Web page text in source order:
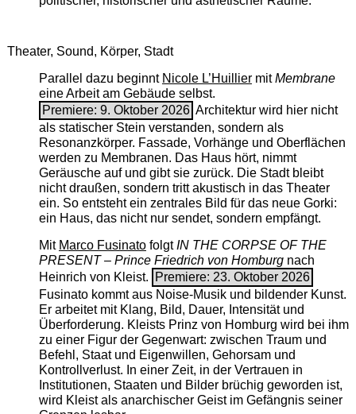
Theater, Sound, Körper, Stadt
Parallel dazu beginnt Nicole L’Huilliermit ­Membrane
eine Arbeit am Gebäude selbst.
Premiere: 9. Oktober 2026 Architektur wird hier nicht
als statischer Stein verstanden, sondern als
Resonanzkörper. Fassade, Vorhänge und Oberflächen
werden zu Membranen. Das Haus hört, nimmt
Geräusche auf und gibt sie zurück. Die Stadt bleibt
nicht draußen, sondern tritt akustisch in das Theater
ein. So entsteht ein zentrales Bild für das neue Gorki:
ein Haus, das nicht nur sendet, sondern empfängt.
Mit Marco FusinatofolgtIN THE CORPSE OF THE
PRESENT – Prince Friedrich von Homburgnach
Heinrich von Kleist.
Premiere: 23. Oktober 2026
Fusinato kommt aus Noise-Musik und bildender Kunst.
Er arbeitet mit Klang, Bild, Dauer, Intensität und
Überforderung. Kleists Prinz von Homburg wird bei ihm
zu einer Figur der Gegenwart: zwischen Traum und
Befehl, Staat und Eigenwillen, Gehorsam und
Kontrollverlust. In einer Zeit, in der Vertrauen in
Institutionen, Staaten und Bilder brüchig geworden ist,
wird Kleist als anarchischer Geist im Gefängnis seiner